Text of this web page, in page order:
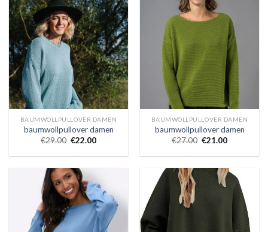
BAUMWOLLPULLOVER DAMEN
baumwollpullover damen
€29.00 €22.00
BAUMWOLLPULLOVER DAMEN
baumwollpullover damen
€27.00 €21.00